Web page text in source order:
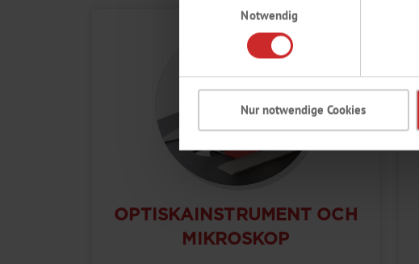
Notwendig
Nur notwendige Cookies
OPTISKAINSTRUMENT OCH
MIKROSKOP